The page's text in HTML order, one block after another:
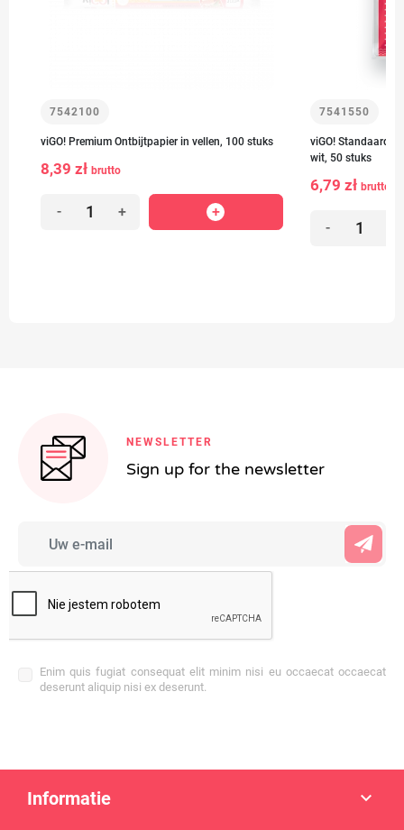
7542100
viGO! Premium Ontbijtpapier in vellen, 100 stuks
8,39 zł brutto
- +
7541550
viGO! Standaard
wit, 50 stuks
6,79 zł brutto
-
NEWSLETTER
Sign up for the newsletter
Enim quis fugiat consequat elit minim nisi eu occaecat occaecat
deserunt aliquip nisi ex deserunt.
Informatie 